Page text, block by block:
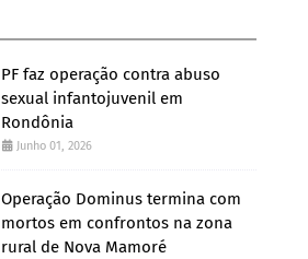
PF faz operação contra abuso
sexual infantojuvenil em
Rondônia
Junho 01, 2026
Operação Dominus termina com
mortos em confrontos na zona
rural de Nova Mamoré